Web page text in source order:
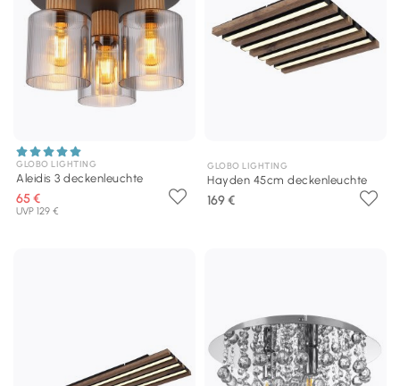
GLOBO LIGHTING
Aleidis 3 deckenleuchte
65 €
UVP 129 €
GLOBO LIGHTING
Hayden 45cm deckenleuchte
169 €